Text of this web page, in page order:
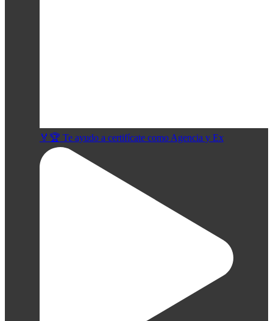
🏅🏆 Te ayudo a certifícate como Agencia y Ex